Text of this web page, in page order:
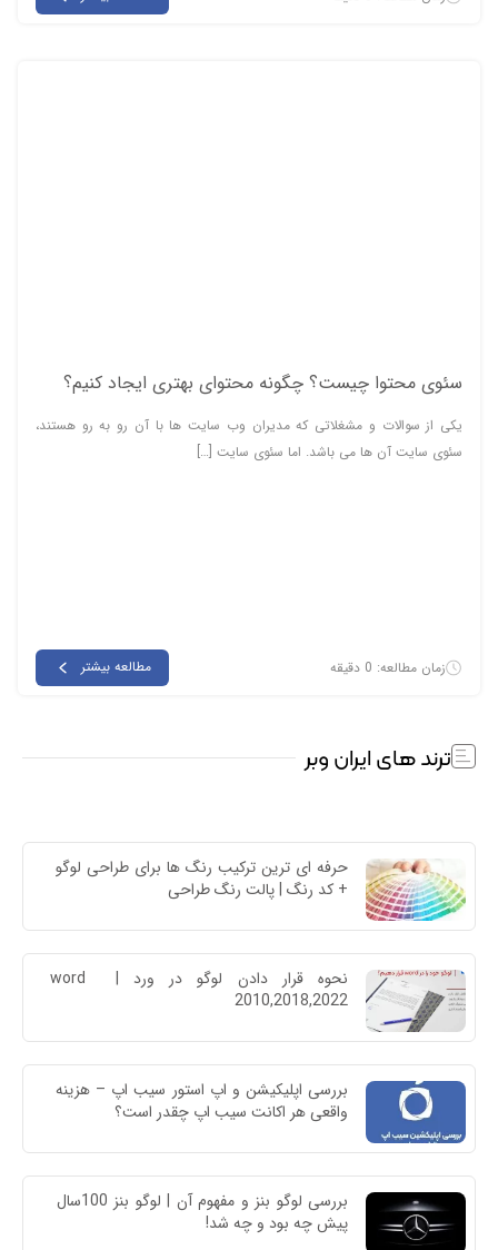
سئوی محتوا چیست؟ چگونه محتوای بهتری ایجاد کنیم؟
یکی از سوالات و مشغلاتی که مدیران وب سایت ها با آن رو به رو هستند،
سئوی سایت آن ها می باشد. اما سئوی سایت […]
زمان مطالعه: 0 دقیقه مطالعه بیشتر
ترند های ایران وبر
حرفه ای ترین ترکیب رنگ ها برای طراحی لوگو
+ کد رنگ | پالت رنگ طراحی
نحوه قرار دادن لوگو در ورد | word
2010,2018,2022
بررسی اپلیکیشن و اپ استور سیب اپ – هزینه
واقعی هر اکانت سیب اپ چقدر است؟
بررسی لوگو بنز و مفهوم آن | لوگو بنز 100سال
پیش چه بود و چه شد!